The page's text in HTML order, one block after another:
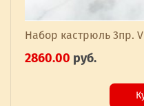
Набор кастрюль 3пр.
2860.00 руб.